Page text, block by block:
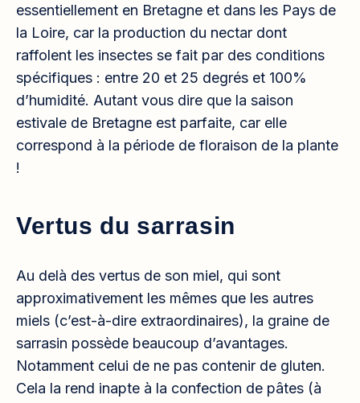
essentiellement en Bretagne et dans les Pays de
la Loire, car la production du nectar dont
raffolent les insectes se fait par des conditions
spécifiques : entre 20 et 25 degrés et 100%
d’humidité. Autant vous dire que la saison
estivale de Bretagne est parfaite, car elle
correspond à la période de floraison de la plante
!
Vertus du sarrasin
Au delà des vertus de son miel, qui sont
approximativement les mêmes que les autres
miels (c’est-à-dire extraordinaires), la graine de
sarrasin possède beaucoup d’avantages.
Notamment celui de ne pas contenir de gluten.
Cela la rend inapte à la confection de pâtes (à